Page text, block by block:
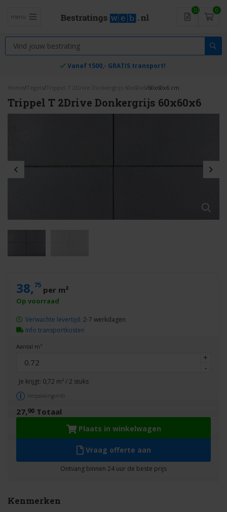
menu
0 0
Vanaf 1500,- GRATIS transport!
Home / Tegels / Trippel T 2Drive Donkergrijs 60x60x6 /60x60x6 cm
Trippel T 2Drive Donkergrijs 60x60x6
Aantal m²
+
-
Je krijgt: 0,72 m² /2 stuks
Verpakkingsinfo
38,75 per m²
27,90 Totaal
Verwachte levertijd: 2-7 werkdagen
Info transportkosten
Plaats in winkelwagen
Vraag offerte aan
Kenmerken